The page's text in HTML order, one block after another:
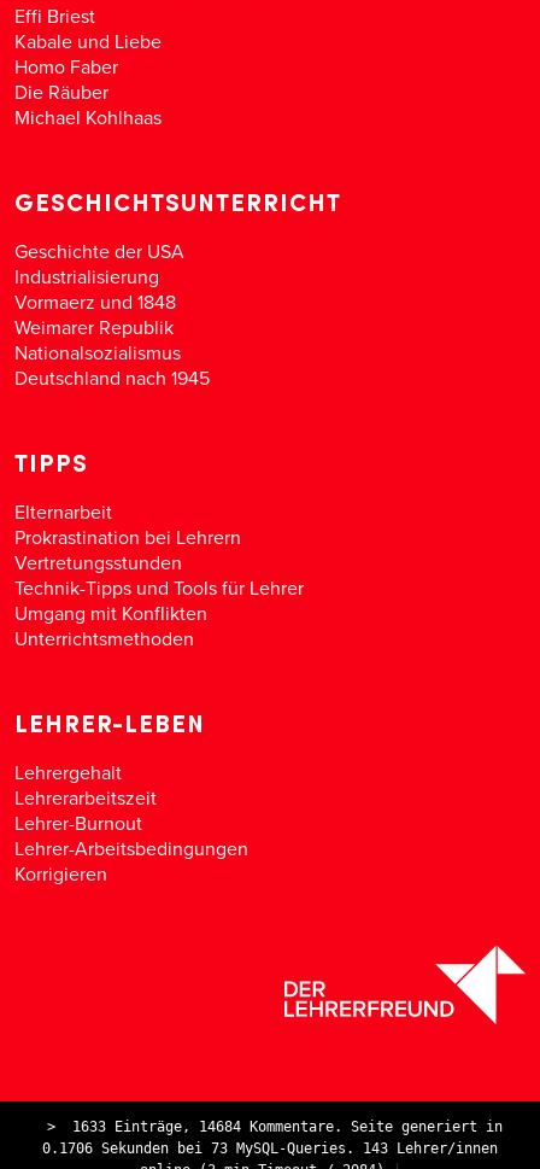
Effi Briest
Kabale und Liebe
Homo Faber
Die Räuber
Michael Kohlhaas
GESCHICHTSUNTERRICHT
Geschichte der USA
Industrialisierung
Vormaerz und 1848
Weimarer Republik
Nationalsozialismus
Deutschland nach 1945
TIPPS
Elternarbeit
Prokrastination bei Lehrern
Vertretungsstunden
Technik-Tipps und Tools für Lehrer
Umgang mit Konflikten
Unterrichtsmethoden
LEHRER-LEBEN
Lehrergehalt
Lehrerarbeitszeit
Lehrer-Burnout
Lehrer-Arbeitsbedingungen
Korrigieren
>
1633 Einträge, 14684 Kommentare. Seite generiert in
0.1706 Sekunden bei 73 MySQL-Queries. 143 Lehrer/innen